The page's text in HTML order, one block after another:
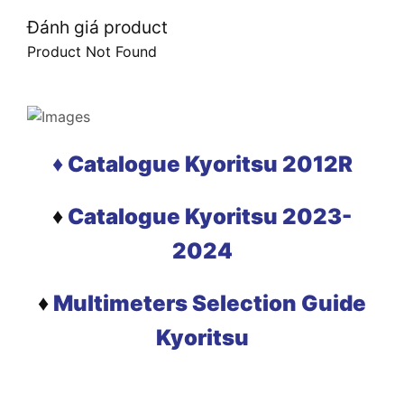
Đánh giá product
Product Not Found
♦ Catalogue Kyoritsu 2012R
♦ Catalogue Kyoritsu 2023-
2024
♦ Multimeters Selection Guide
Kyoritsu